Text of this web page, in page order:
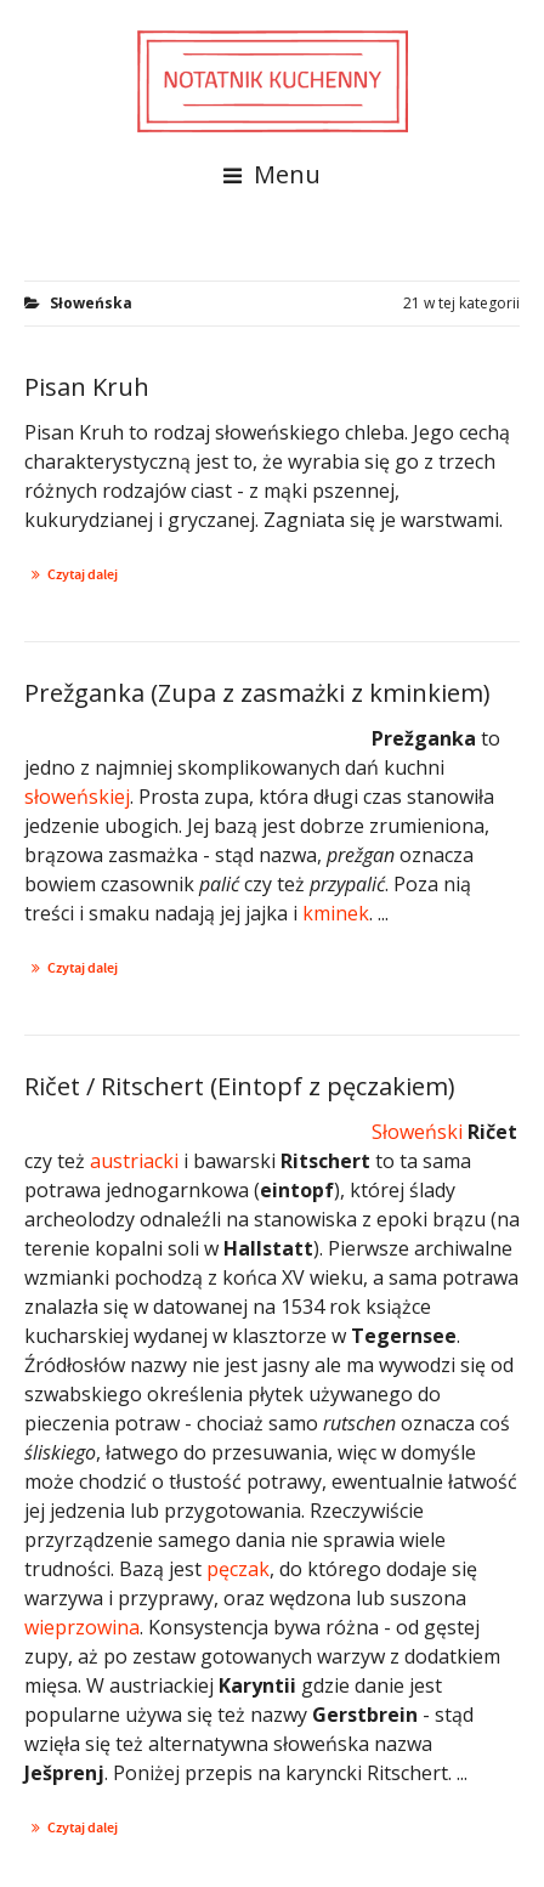
Menu
Słoweńska 21 w tej kategorii
Pisan Kruh
Pisan Kruh to rodzaj słoweńskiego chleba. Jego cechą
charakterystyczną jest to, że wyrabia się go z trzech
różnych rodzajów ciast - z mąki pszennej,
kukurydzianej i gryczanej. Zagniata się je warstwami.
Czytaj dalej
Prežganka (Zupa z zasmażki z kminkiem)
Prežganka to
jedno z najmniej skomplikowanych dań kuchni
słoweńskiej. Prosta zupa, która długi czas stanowiła
jedzenie ubogich. Jej bazą jest dobrze zrumieniona,
brązowa zasmażka - stąd nazwa, prežganoznacza
bowiem czasownikpalićczy też przypalić. Poza nią
treści i smaku nadają jej jajka i kminek. ...
Czytaj dalej
Ričet / Ritschert (Eintopf z pęczakiem)
Słoweński Ričet
czy też austriacki i bawarski Ritschert to ta sama
potrawa jednogarnkowa (eintopf), której ślady
archeolodzy odnaleźli na stanowiska z epoki brązu (na
terenie kopalni soli w Hallstatt). Pierwsze archiwalne
wzmianki pochodzą z końca XV wieku, a sama potrawa
znalazła się w datowanej na 1534 rok książce
kucharskiej wydanej w klasztorze w Tegernsee.
Źródłosłów nazwy nie jest jasny ale ma wywodzi się od
szwabskiego określenia płytek używanego do
pieczenia potraw - chociaż samo rutschenoznacza coś
śliskiego, łatwego do przesuwania, więc w domyśle
może chodzić o tłustość potrawy, ewentualnie łatwość
jej jedzenia lub przygotowania. Rzeczywiście
przyrządzenie samego dania nie sprawia wiele
trudności. Bazą jest pęczak, do którego dodaje się
warzywa i przyprawy, oraz wędzona lub suszona
wieprzowina. Konsystencja bywa różna - od gęstej
zupy, aż po zestaw gotowanych warzyw z dodatkiem
mięsa. W austriackiej Karyntii gdzie danie jest
popularne używa się też nazwy Gerstbrein - stąd
wzięła się też alternatywna słoweńska nazwa
Ješprenj. Poniżej przepis na karyncki Ritschert. ...
Czytaj dalej